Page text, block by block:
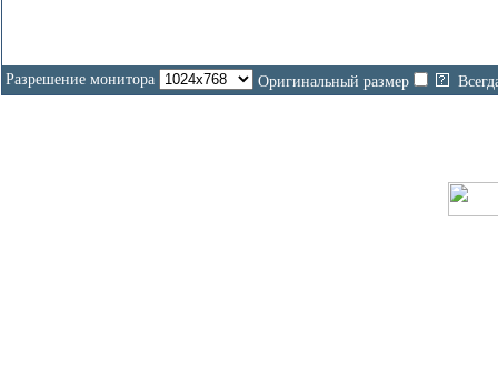
Разрешение монитора Оригинальный размер